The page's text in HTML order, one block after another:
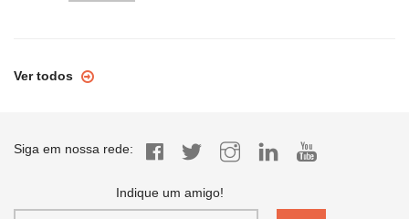
Ver todos
Siga em nossa rede:
Indique um amigo!